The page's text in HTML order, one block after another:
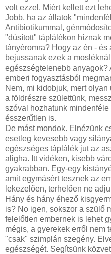
volt ezzel. Miért kellett ezt
Jobb, ha az állatok
Antibiotikummal,
"dúsított" táplálékon híznak
tányéromra? Hogy az én -
bejussanak ezek a
egészségtelenebb anyagok?
emberi fogyasztásból
Nem, mi kidobjuk, mert
a földrészre születtünk,
szóval hozhatunk mindenféle
ésszerűtlen is.
De mást mondok. Elnézünk
esetleg kevesebb vagy
egészséges táplálék jut az
aligha. Itt vidéken, kisebb
gyakrabban. Egy-egy
amit egymásért tesznek az
lekezelően, terhelően ne
Hány és hány éhező
is? No igen, sokszor a szülő
felelőtlen embernek is lehet
mégis, a gyerekek erről nem
"csak" szimplán szegény.
egészségét. Segítsünk